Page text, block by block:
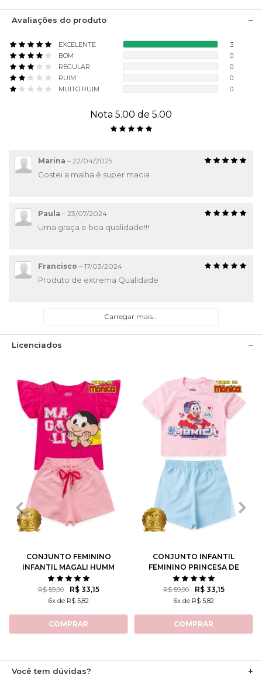
Avaliações do produto
EXCELENTE
3
BOM
0
REGULAR
0
RUIM
0
MUITO RUIM
0
Nota 5.00 de 5.00
Marina – 22/04/2025
Gostei a malha é super macia
Paula – 23/07/2024
Uma graça e boa qualidade!!!
Francisco – 17/03/2024
Produto de extrema Qualidade
Carregar mais...
Licenciados
1 6
CONJUNTO FEMININO
INFANTIL MAGALI HUMM
AMO MELANCIA- TURMA
DA MÔNICA
R$ 59,90 R$ 33,15
6x de R$ 5,82
COMPRAR
1 6
10
CONJUNTO INFANTIL
FEMININO PRINCESA DE
ATITUDE - TURMA DA
MÔNICA
R$ 59,90 R$ 33,15
6x de R$ 5,82
COMPRAR
Você tem dúvidas?